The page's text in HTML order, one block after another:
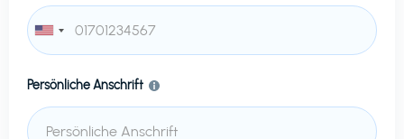
Persönliche Anschrift